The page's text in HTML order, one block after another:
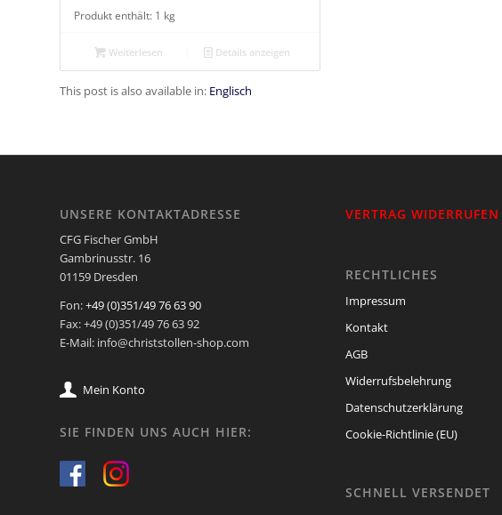
Produkt enthält: 1 kg
Weiterlesen Details anzeigen
This post is also available in: Englisch
UNSERE KONTAKTADRESSE
CFG Fischer GmbH
Gambrinusstr. 16
01159 Dresden
Fon:+49 (0)351/49 76 63 90
Fax: +49 (0)351/49 76 63 92
E-Mail: info@christstollen-shop.com
Mein Konto
SIE FINDEN UNS AUCH HIER:
VERTRAG WIDERRUFEN
RECHTLICHES
Impressum
Kontakt
AGB
Widerrufsbelehrung
Datenschutzerklärung
Cookie-Richtlinie (EU)
SCHNELL VERSENDET